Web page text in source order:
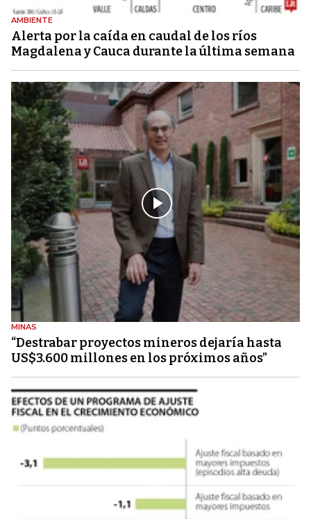
AMBIENTE
Alerta por la caída en caudal de los ríos
Magdalena y Cauca durante la última semana
MINAS
“Destrabar proyectos mineros dejaría hasta
US$3.600 millones en los próximos años”